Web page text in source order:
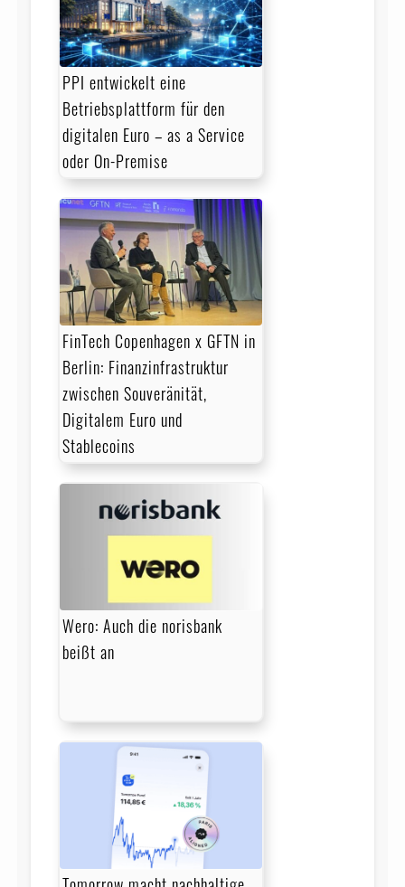
PPI entwickelt eine
Betriebsplattform für den
digitalen Euro – as a Service
oder On-Premise
FinTech Copenhagen x GFTN in
Berlin: Finanz­infra­struktur
zwischen Souveränität,
Digitalem Euro und
Stablecoins
Wero: Auch die norisbank
beißt an